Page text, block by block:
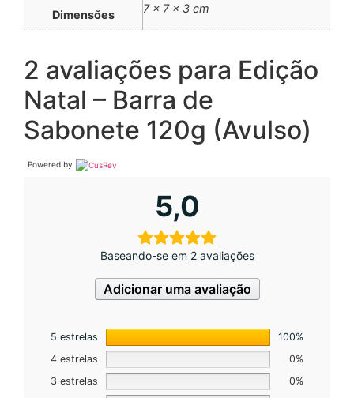
Dimensões 7 × 7 × 3 cm
2 avaliações para Edição
Natal – Barra de
Sabonete 120g (Avulso)
Powered by
5,0
Baseando-se em 2 avaliações
Adicionar uma avaliação
5 estrelas
100%
4 estrelas
0%
3 estrelas
0%